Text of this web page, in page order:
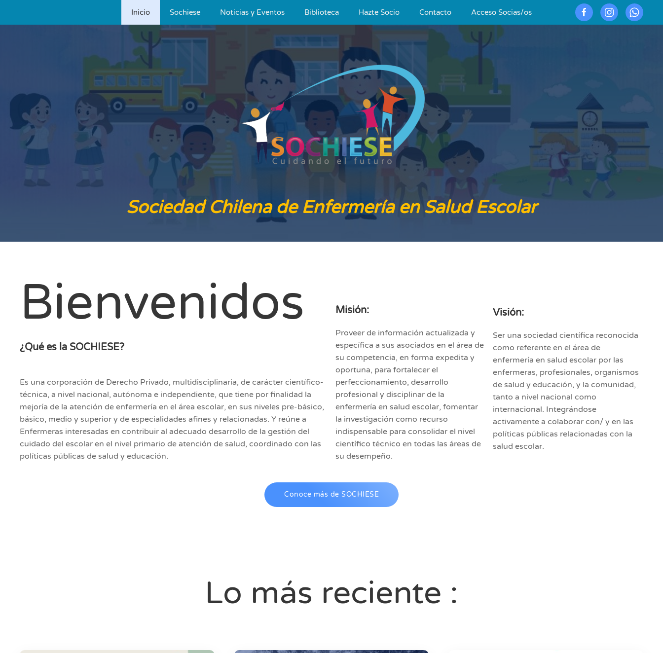
Inicio Sochiese Noticias y Eventos Biblioteca Hazte Socio Contacto Acceso Socias/os
Sociedad Chilena de Enfermería en Salud Escolar
Bienvenidos
¿Qué es la SOCHIESE?
Es una corporación de Derecho Privado, multidisciplinaria, de carácter científico-
técnica, a nivel nacional, autónoma e independiente, que tiene por finalidad la
mejoría de la atención de enfermería en el área escolar, en sus niveles pre-básico,
básico, medio y superior y de especialidades afines y relacionadas. Y reúne a
Enfermeras interesadas en contribuir al adecuado desarrollo de la gestión del
cuidado del escolar en el nivel primario de atención de salud, coordinado con las
políticas públicas de salud y educación.
Misión:
Proveer de información actualizada y
específica a sus asociados en el área de
su competencia, en forma expedita y
oportuna, para fortalecer el
perfeccionamiento, desarrollo
profesional y disciplinar de la
enfermería en salud escolar, fomentar
la investigación como recurso
indispensable para consolidar el nivel
científico técnico en todas las áreas de
su desempeño.
Visión:
Ser una sociedad científica reconocida
como referente en el área de
enfermería en salud escolar por las
enfermeras, profesionales, organismos
de salud y educación, y la comunidad,
tanto a nivel nacional como
internacional. Integrándose
activamente a colaborar con/ y en las
políticas públicas relacionadas con la
salud escolar.
Conoce más de SOCHIESE
Lo más reciente :